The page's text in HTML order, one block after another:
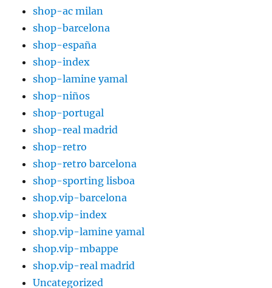
shop-ac milan
shop-barcelona
shop-españa
shop-index
shop-lamine yamal
shop-niños
shop-portugal
shop-real madrid
shop-retro
shop-retro barcelona
shop-sporting lisboa
shop.vip-barcelona
shop.vip-index
shop.vip-lamine yamal
shop.vip-mbappe
shop.vip-real madrid
Uncategorized